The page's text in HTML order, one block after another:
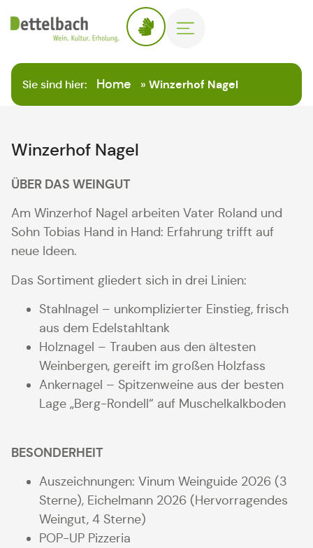
Sie sind hier: Home » Winzerhof Nagel
Winzerhof Nagel
ÜBER DAS WEINGUT
Am Winzerhof Nagel arbeiten Vater Roland und
Sohn Tobias Hand in Hand: Erfahrung trifft auf
neue Ideen.
Das Sortiment gliedert sich in drei Linien:
Stahlnagel – unkomplizierter Einstieg, frisch
aus dem Edelstahltank
Holznagel – Trauben aus den ältesten
Weinbergen, gereift im großen Holzfass
Ankernagel – Spitzenweine aus der besten
Lage „Berg-Rondell“ auf Muschelkalkboden
BESONDERHEIT
Auszeichnungen: Vinum Weinguide 2026 (3
Sterne), Eichelmann 2026 (Hervorragendes
Weingut, 4 Sterne)
POP-UP Pizzeria